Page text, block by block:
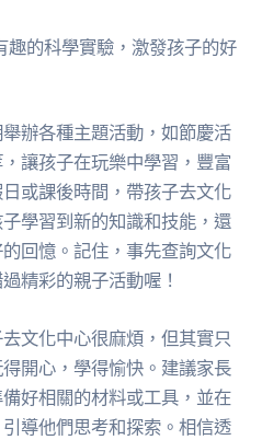
趣的科學實驗，激發孩子的好
辦各種主題活動，如節慶活
讓孩子在玩樂中學習，豐富
或課後時間，帶孩子去文化
學習到新的知識和技能，還
回憶。記住，事先查詢文化
精彩的親子活動喔！
文化中心很麻煩，但其實只
開心，學得愉快。建議家長
好相關的材料或工具，並在
導他們思考和探索。相信透